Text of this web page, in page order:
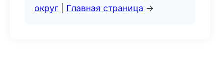
округ
Главная страница →